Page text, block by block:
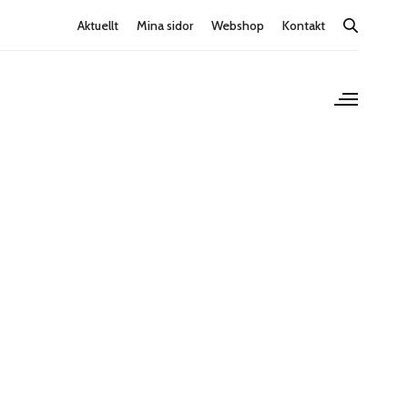
Aktuellt Mina sidor Webshop Kontakt